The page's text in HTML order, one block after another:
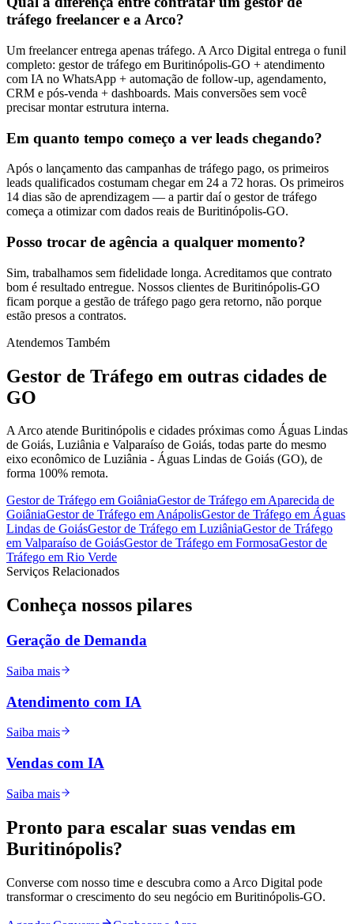
tráfego freelancer e a Arco?
Um freelancer entrega apenas tráfego. A Arco Digital entrega o funil
completo: gestor de tráfego em Buritinópolis-GO + atendimento
com IA no WhatsApp + automação de follow-up, agendamento,
CRM e pós-venda + dashboards. Mais conversões sem você
precisar montar estrutura interna.
Em quanto tempo começo a ver leads chegando?
Após o lançamento das campanhas de tráfego pago, os primeiros
leads qualificados costumam chegar em 24 a 72 horas. Os primeiros
14 dias são de aprendizagem — a partir daí o gestor de tráfego
começa a otimizar com dados reais de Buritinópolis-GO.
Posso trocar de agência a qualquer momento?
Sim, trabalhamos sem fidelidade longa. Acreditamos que contrato
bom é resultado entregue. Nossos clientes de Buritinópolis-GO
ficam porque a gestão de tráfego pago gera retorno, não porque
estão presos a contratos.
Atendemos Também
Gestor de Tráfego em outras cidades de
GO
A Arco atende Buritinópolis e cidades próximas como Águas Lindas
de Goiás, Luziânia e Valparaíso de Goiás, todas parte do mesmo
eixo econômico de Luziânia - Águas Lindas de Goiás (GO), de
forma 100% remota.
Gestor de Tráfego em GoiâniaGestor de Tráfego emAparecida de
GoiâniaGestor de Tráfego emAnápolisGestor de Tráfego em Águas
Lindas de GoiásGestor de Tráfego em LuziâniaGestor de Tráfego
em Valparaíso de GoiásGestor de Tráfego em FormosaGestor de
Tráfego em Rio Verde
Serviços Relacionados
Conheça nossos pilares
Geração de Demanda
Saiba mais
Atendimento com IA
Saiba mais
Vendas com IA
Saiba mais
Pronto para escalar suas vendas em
Buritinópolis?
Converse com nosso time e descubra como a Arco Digital pode
transformar o crescimento do seu negócio em Buritinópolis-GO.